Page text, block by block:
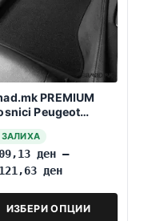
PREMIUM
Peugeot
ден –
ден
ИЗБЕРИ ОПЦИИ